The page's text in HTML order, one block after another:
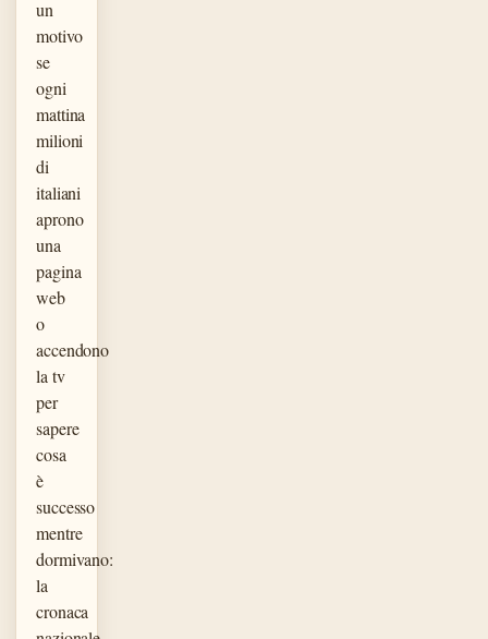
un
motivo
se
ogni
mattina
milioni
di
italiani
aprono
una
pagina
web
o
accendono
la tv
per
sapere
cosa
è
successo
mentre
dormivano:
la
cronaca